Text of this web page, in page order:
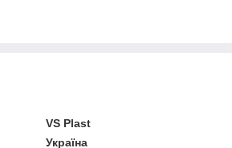
VS Plast
Україна